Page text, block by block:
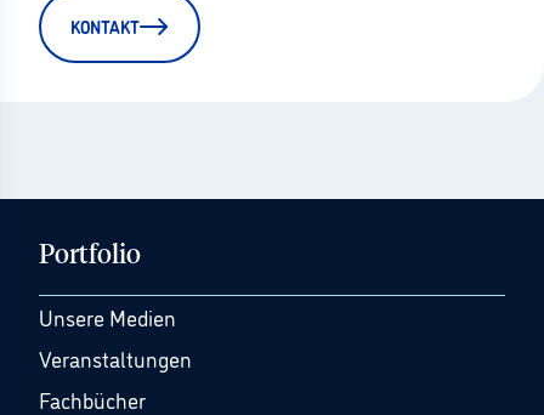
KONTAKT
Portfolio
Unsere Medien
Veranstaltungen
Fachbücher